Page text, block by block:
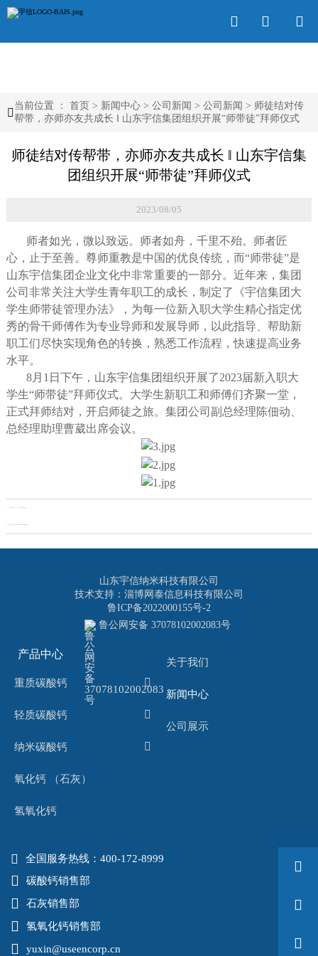
  

当前位置 ： 首页 > 新闻中心 > 公司新闻 > 公司新闻 > 师徒结对传
帮带，亦师亦友共成长 ‖ 山东宇信集团组织开展“师带徒”拜师仪式
师徒结对传帮带，亦师亦友共成长 ‖ 山东宇信集
团组织开展“师带徒”拜师仪式
2023/08/05
师者如光，微以致远。师者如舟，千里不殆。师者匠
心，止于至善。尊师重教是中国的优良传统，而“师带徒”是
山东宇信集团企业文化中非常重要的一部分。近年来，集团
公司非常关注大学生青年职工的成长，制定了《宇信集团大
学生师带徒管理办法》，为每一位新入职大学生精心指定优
秀的骨干师傅作为专业导师和发展导师，以此指导、帮助新
职工们尽快实现角色的转换，熟悉工作流程，快速提高业务
水平。
8月1日下午，山东宇信集团组织开展了2023届新入职大
学生“师带徒”拜师仪式。大学生新职工和师傅们齐聚一堂，
正式拜师结对，开启师徒之旅。集团公司副总经理陈佃动、
总经理助理曹葳出席会议。
山东宇信纳米科技有限公司
技术支持：淄博网泰信息科技有限公司
鲁ICP备2022000155号-2
鲁公网安备 37078102002083号
产品中心
重质碳酸钙 
轻质碳酸钙 
纳米碳酸钙 
氧化钙 （石灰）
氢氧化钙
关于我们
新闻中心
公司展示
 全国服务热线：400-172-8999
 碳酸钙销售部
 石灰销售部
 氢氧化钙销售部
 yuxin@useencorp.cn


